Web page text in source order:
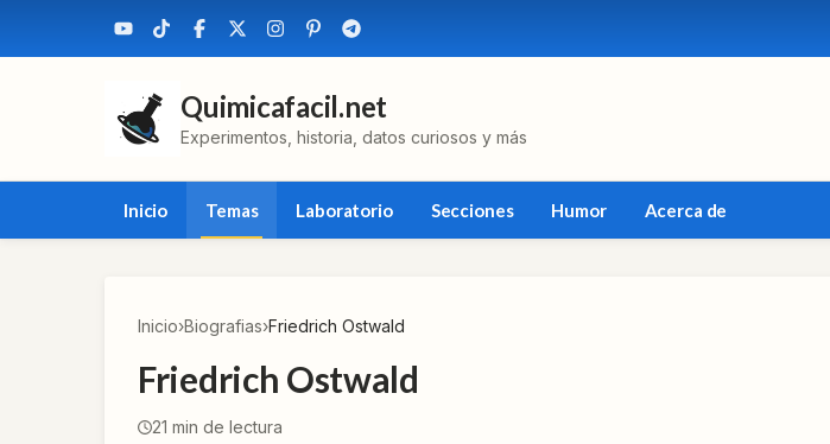
Quimicafacil.net
Experimentos, historia, datos curiosos y más
Inicio Temas Laboratorio Secciones Humor Acerca de
Inicio›Biografias›Friedrich Ostwald
Friedrich Ostwald
21 min de lectura